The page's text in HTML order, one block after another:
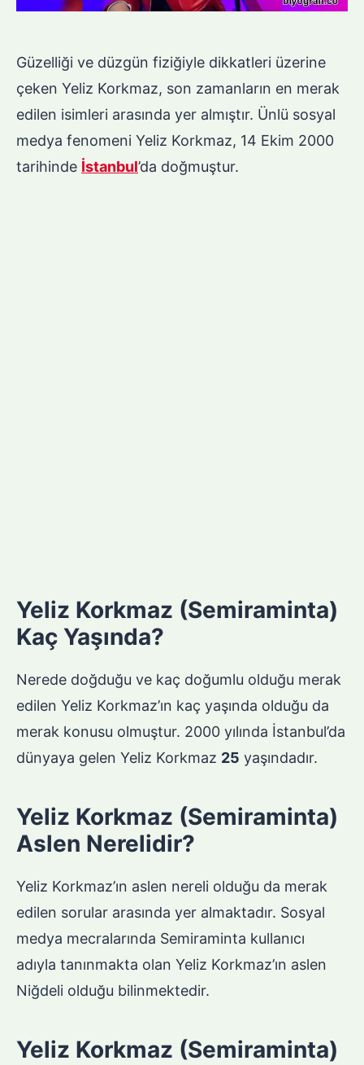
Güzelliği ve düzgün fiziğiyle dikkatleri üzerine
çeken Yeliz Korkmaz, son zamanların en merak
edilen isimleri arasında yer almıştır. Ünlü sosyal
medya fenomeni Yeliz Korkmaz, 14 Ekim 2000
tarihinde İstanbul’da doğmuştur.
Yeliz Korkmaz (Semiraminta)
Kaç Yaşında?
Nerede doğduğu ve kaç doğumlu olduğu merak
edilen Yeliz Korkmaz’ın kaç yaşında olduğu da
merak konusu olmuştur. 2000 yılında İstanbul’da
dünyaya gelen Yeliz Korkmaz 25 yaşındadır.
Yeliz Korkmaz (Semiraminta)
Aslen Nerelidir?
Yeliz Korkmaz’ın aslen nereli olduğu da merak
edilen sorular arasında yer almaktadır. Sosyal
medya mecralarında Semiraminta kullanıcı
adıyla tanınmakta olan Yeliz Korkmaz’ın aslen
Niğdeli olduğu bilinmektedir.
Yeliz Korkmaz (Semiraminta)